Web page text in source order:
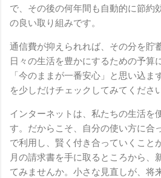
で、その後の何年間も自動的に節約
の良い取り組みです。
通信費が抑えられれば、その分を貯
日々の生活を豊かにするための予算
「今のままが一番安心」と思い込ま
を少しだけチェックしてみてください
インターネットは、私たちの生活を
す。だからこそ、自分の使い方に合
で利用し、賢く付き合っていくこと
月の請求書を手に取るところから、
てみませんか。小さな見直しが、将